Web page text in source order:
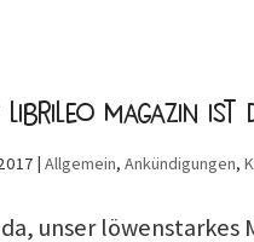
Librileo Magazin ist
|Allgemein,Ankündigungen,
unser löwenstarkes